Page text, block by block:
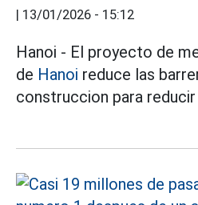
| 13/01/2026 - 15:12
Hanoi - El proyecto de
de Hanoi reduce las
construccion para